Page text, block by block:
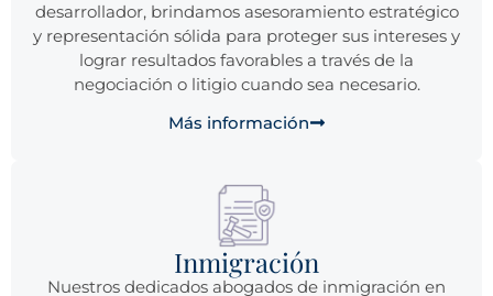
desarrollador, brindamos asesoramiento estratégico
y representación sólida para proteger sus intereses y
lograr resultados favorables a través de la
negociación o litigio cuando sea necesario.
Más información
Inmigración
Nuestros dedicados abogados de inmigración en